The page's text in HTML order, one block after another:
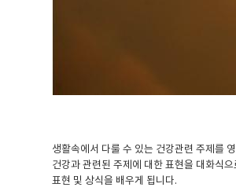
생활속에서 다룰 수 있는 건강관련 주제를
건강과 관련된 주제에 대한 표현을 대화식
표현 및 상식을 배우게 됩니다.